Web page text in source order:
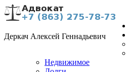
Деркач Алексей Геннадьевич
Недвижимое